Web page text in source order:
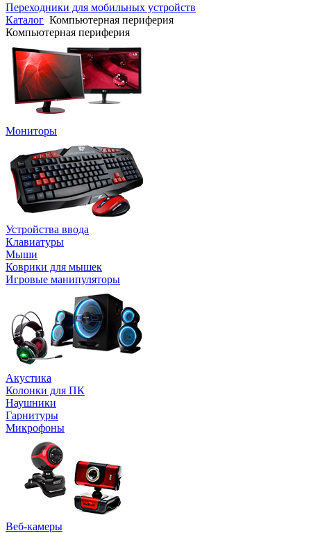
Переходники для мобильных устройств
Каталог Компьютерная периферия
Компьютерная периферия
Мониторы
Устройства ввода
Клавиатуры
Мыши
Коврики для мышек
Игровые манипуляторы
Акустика
Колонки для ПК
Наушники
Гарнитуры
Микрофоны
Веб-камеры